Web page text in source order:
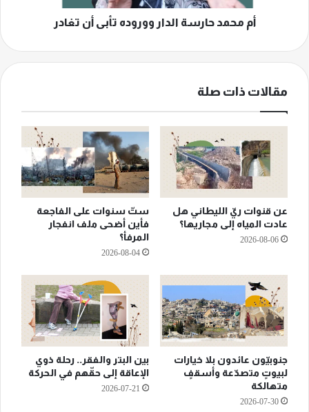
أم محمد حارسة الدار ووروده تأبى أن تغادر
مقالات ذات صلة
عن قنوات ريّ الليطاني هل
عادت المياه إلى مجاريها؟
2026-08-06
ستّ سنوات على الفاجعة
فأين أضحى ملف انفجار
المرفأ؟
2026-08-04
جنوبيّون عائدون بلا خيارات
لبيوتٍ متصدّعة وأسقفٍ
متهالكة
2026-07-30
بين البتر والفقر.. رحلة ذوي
الإعاقة إلى حقّهم في الحركة
2026-07-21